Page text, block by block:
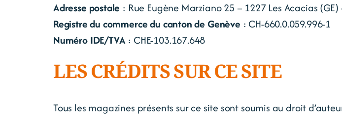
Adresse postale : Rue Eugène Marziano 25 – 1227 Les Acacias (GE)
Registre du commerce du canton de Genève : CH-660.0.059.996-1
Numéro IDE/TVA : CHE-103.167.648
LES CRÉDITS SUR CE SITE
Tous les magazines présents sur ce site sont soumis au droit